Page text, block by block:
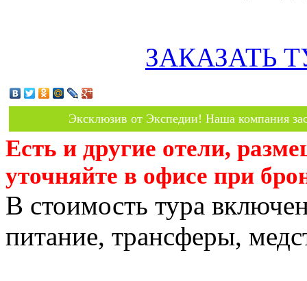
ЗАКАЗАТЬ
Эксклюзив от Экспедии! Наша компания
Есть и другие отели,
уточняйте в офисе при
В стоимость тура
питание, трансферы,